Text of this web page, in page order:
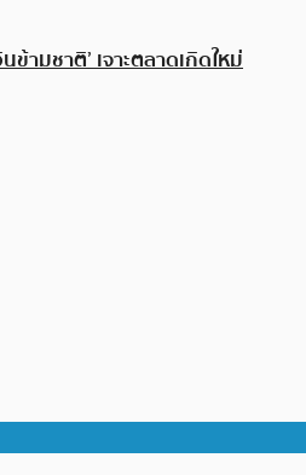
ข้ามชาติ’ เจาะตลาดเกิดใหม่